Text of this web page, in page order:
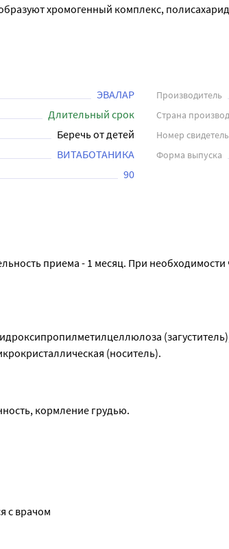
хромогенный комплекс,
вещества чаги способствуют
с врачом
ЭВАЛАР Производитель
Длительный срок Страна
Беречь от детей Номер
ВИТАБОТАНИКА Форма выпуска
90
приема - 1 месяц. При
(носитель).
кормление грудью.
с врачом